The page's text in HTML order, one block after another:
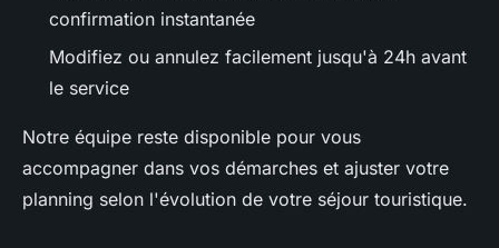
confirmation instantanée
Modifiez ou annulez facilement jusqu'à 24h avant
le service
Notre équipe reste disponible pour vous
accompagner dans vos démarches et ajuster votre
planning selon l'évolution de votre séjour touristique.